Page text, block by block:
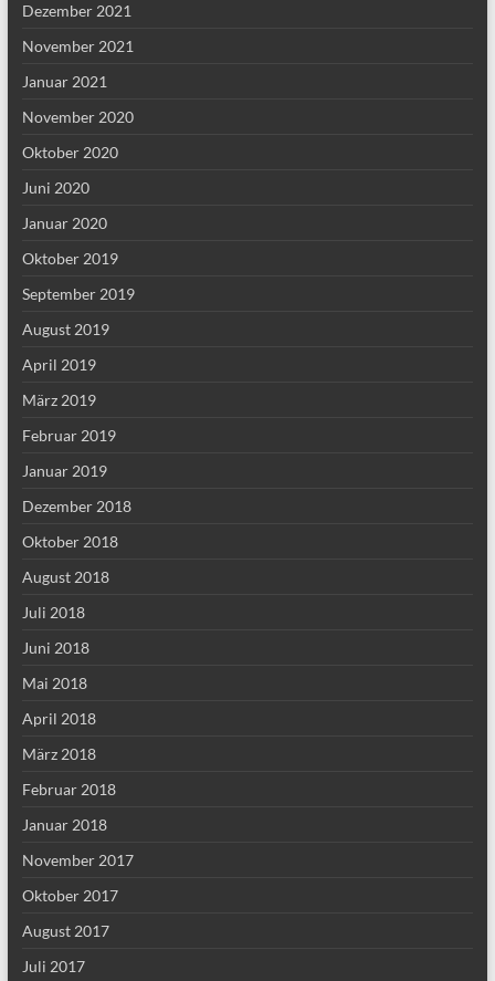
Dezember 2021
November 2021
Januar 2021
November 2020
Oktober 2020
Juni 2020
Januar 2020
Oktober 2019
September 2019
August 2019
April 2019
März 2019
Februar 2019
Januar 2019
Dezember 2018
Oktober 2018
August 2018
Juli 2018
Juni 2018
Mai 2018
April 2018
März 2018
Februar 2018
Januar 2018
November 2017
Oktober 2017
August 2017
Juli 2017